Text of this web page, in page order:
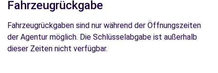
Fahrzeugrückgabe
Fahrzeugrückgaben sind nur während der Öffnungszeiten
der Agentur möglich. Die Schlüsselabgabe ist außerhalb
dieser Zeiten nicht verfügbar.